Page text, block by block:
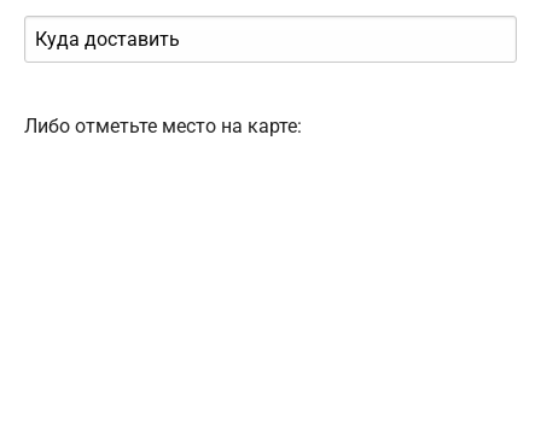
Либо отметьте место на карте: